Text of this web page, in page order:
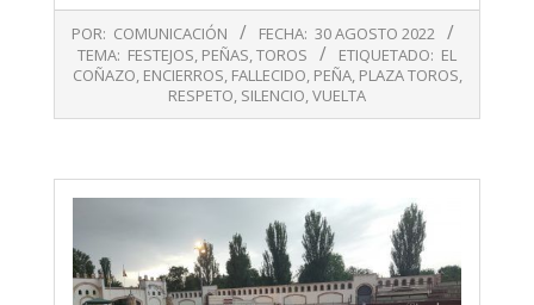
08-
30
POR: COMUNICACIÓN FECHA: 30 AGOSTO 2022
TEMA: FESTEJOS PEÑAS TOROS ETIQUETADO: EL
COÑAZO ENCIERROS FALLECIDO PEÑA, PLAZA TOROS
RESPETO SILENCIO VUELTA